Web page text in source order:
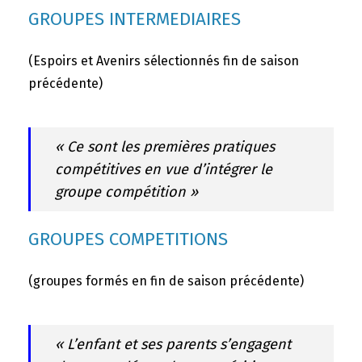
GROUPES INTERMEDIAIRES
(Espoirs et Avenirs sélectionnés fin de saison
précédente)
« Ce sont les premières pratiques
compétitives en vue d’intégrer le
groupe compétition »
GROUPES COMPETITIONS
(groupes formés en fin de saison précédente)
« L’enfant et ses parents s’engagent